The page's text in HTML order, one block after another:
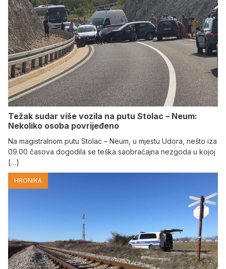
Težak sudar više vozila na putu Stolac – Neum:
Nekoliko osoba povrijeđeno
Na magistralnom putu Stolac – Neum, u mjestu Udora, nešto iza
09.00 časova dogodila se teška saobraćajna nezgoda u kojoj
[…]
HRONIKA